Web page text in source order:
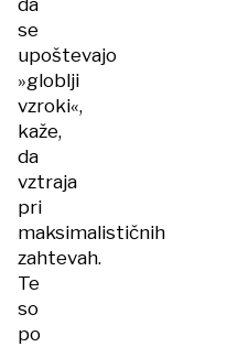
da
se
upoštevajo
»globlji
vzroki«,
kaže,
da
vztraja
pri
maksimalističnih
zahtevah.
Te
so
po